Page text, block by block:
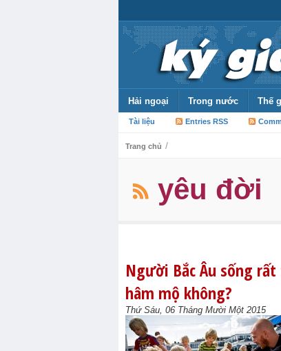
Hải ngoại Trong nước Thế
Tài liệu Entries RSS
Trang chủ /
yêu đời
Người Bắc Âu sống
hâm mộ không?
Thứ Sáu, 06 Tháng Mười Một 2015